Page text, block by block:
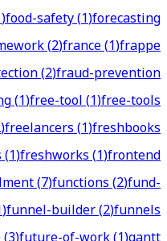
)food-safety(1)forecasting
(2)france(1)frappe
(2)fraud-prevention
(1)free-tool(1)free-tools
)freelancers(1)freshbooks
(1)freshworks(1)frontend
(7)functions(2)fund-
)funnel-builder(2)funnels